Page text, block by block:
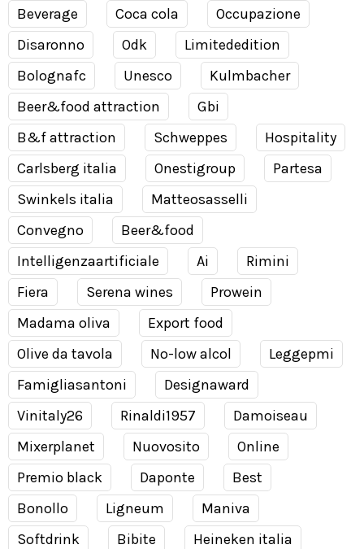
Beverage
Coca cola
Occupazione
Disaronno
Odk
Limitededition
Bolognafc
Unesco
Kulmbacher
Beer&food attraction
Gbi
B&f attraction
Schweppes
Hospitality
Carlsberg italia
Onestigroup
Partesa
Swinkels italia
Matteosasselli
Convegno
Beer&food
Intelligenzaartificiale
Ai
Rimini
Fiera
Serena wines
Prowein
Madama oliva
Export food
Olive da tavola
No-low alcol
Leggepmi
Famigliasantoni
Designaward
Vinitaly26
Rinaldi1957
Damoiseau
Mixerplanet
Nuovosito
Online
Premio black
Daponte
Best
Bonollo
Ligneum
Maniva
Softdrink
Bibite
Heineken italia